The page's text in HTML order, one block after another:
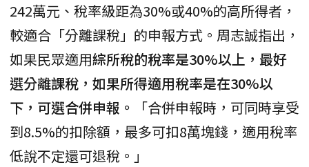
242萬元、稅率級距為30%或40%的高所得者，
較適合「分離課稅」的申報方式。周志誠指出，
如果民眾適用綜所稅的稅率是30%以上，最好
選分離課稅，如果所得適用稅率是在30%以
下，可選合併申報。
「合併申報時，可同時享受
到8.5%的扣除額，最多可扣8萬塊錢，適用稅率
低說不定還可退稅。」